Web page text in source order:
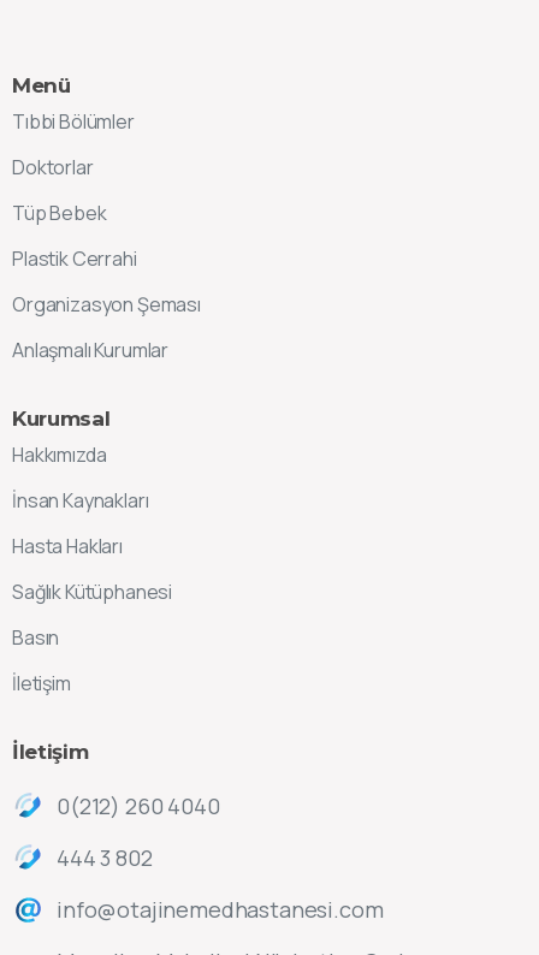
Menü
Tıbbi Bölümler
Doktorlar
Tüp Bebek
Plastik Cerrahi
Organizasyon Şeması
Anlaşmalı Kurumlar
Kurumsal
Hakkımızda
İnsan Kaynakları
Hasta Hakları
Sağlık Kütüphanesi
Basın
İletişim
İletişim
0(212) 260 4040
444 3 802
info@otajinemedhastanesi.com